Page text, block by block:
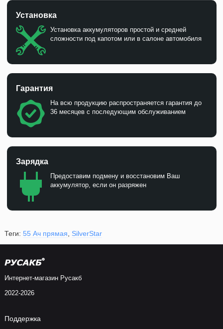
Установка
Установка аккумуляторов простой и средней
сложности под капотом или в салоне автомобиля
Гарантия
На всю продукцию распространяется гарантия до
36 месяцев с последующим обслуживанием
Зарядка
Предоставим подмену и восстановим Ваш
аккумулятор, если он разряжен
Теги: 55 Ач прямая SilverStar
Интернет-магазин Русакб
2022-2026
Поддержка